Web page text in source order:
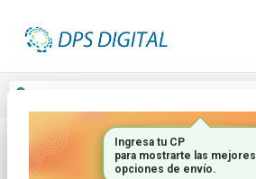
Inicio Electricidad Herramientas
Ingresa tu CP
para mostrarte las mejores
opciones de envío.